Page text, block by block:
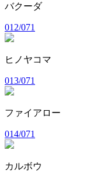
バクーダ
012/071
ヒノヤコマ
013/071
ファイアロー
014/071
カルボウ